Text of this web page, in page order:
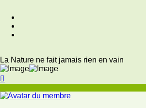
La Nature ne fait jamais rien en vain